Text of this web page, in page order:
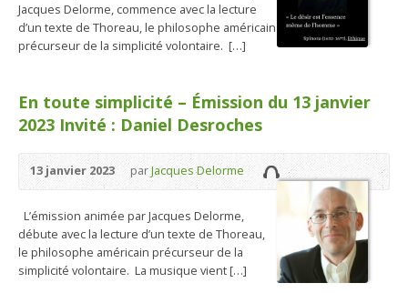
Jacques Delorme, commence avec la lecture
d’un texte de Thoreau, le philosophe américain
précurseur de la simplicité volontaire. […]
En toute simplicité – Émission du 13 janvier
2023 Invité : Daniel Desroches
13 janvier 2023 parJacques Delorme
L’émission animée par Jacques Delorme,
débute avec la lecture d’un texte de Thoreau,
le philosophe américain précurseur de la
simplicité volontaire. La musique vient […]